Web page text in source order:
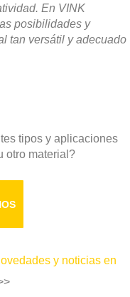
En VINK
posibilidades y
tan versátil y adecuado
tipos y aplicaciones
otro material?
y noticias en